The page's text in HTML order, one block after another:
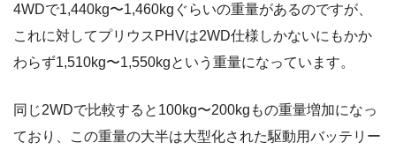
4WDで1,440kg〜1,460kgぐらいの重量があるのですが、
これに対してプリウスPHVは2WD仕様しかないにもかか
わらず1,510kg〜1,550kgという重量になっています。
同じ2WDで比較すると100kg〜200kgもの重量増加になっ
ており、この重量の大半は大型化された駆動用バッテリー